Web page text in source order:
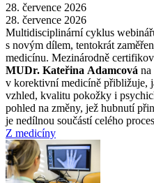
28. července 2026
28. července 2026
Multidisciplinární cyklus
s novým dílem, tentokrát
medicínu. Mezinárodně
MUDr. Kateřina Adamcová na
v korektivní medicíně přibližuje,
vzhled, kvalitu pokožky i
pohled na změny, jež hubnutí
je nedílnou součástí celého
Z medicíny